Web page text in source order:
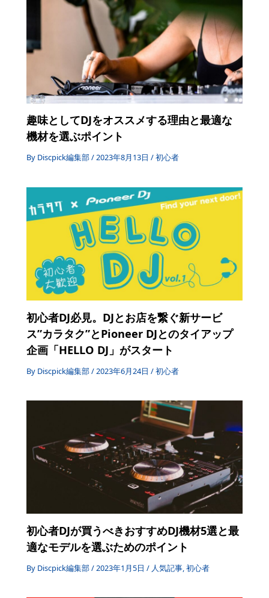
趣味としてDJをオススメする理由と最適な
機材を選ぶポイント
By Discpick編集部/2023年8月13日/初心者
初心者DJ必見。DJとお店を繋ぐ新サービ
ス”カラタク”とPioneer DJとのタイアップ
企画「HELLO DJ」がスタート
By Discpick編集部/ 2023年6月24日/初心者
初心者DJが買うべきおすすめDJ機材5選と最
適なモデルを選ぶためのポイント
By Discpick編集部/2023年1月5日/ 人気記事,初心者